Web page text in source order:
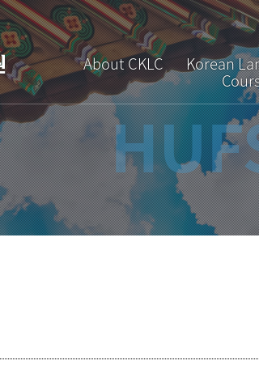
About CKLC
Greetings
Introduction
Faculty & Staff
Location
Brochure
Korean
Regular
Short-term
Special
Translation